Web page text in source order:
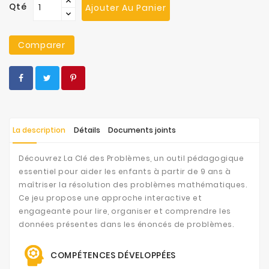
Qté Ajouter Au Panier
Comparer
La description Détails Documents joints
Découvrez La Clé des Problèmes, un outil pédagogique
essentiel pour aider les enfants à partir de 9 ans à
maîtriser la résolution des problèmes mathématiques.
Ce jeu propose une approche interactive et
engageante pour lire, organiser et comprendre les
données présentes dans les énoncés de problèmes.
COMPÉTENCES DÉVELOPPÉES